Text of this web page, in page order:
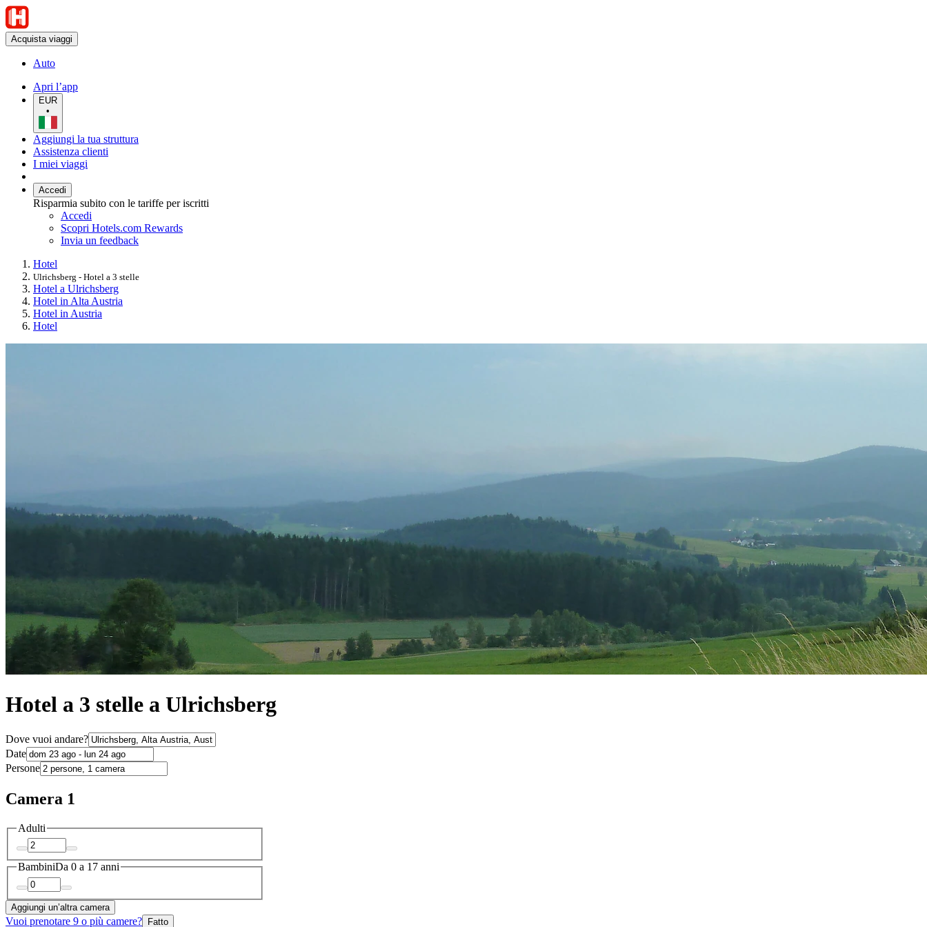
Acquista viaggi
Auto
Apri l’app
EUR
•
Aggiungi la tua struttura
Assistenza clienti
I miei viaggi
Accedi
Risparmia subito con le tariffe per iscritti
Accedi
Scopri Hotels.com Rewards
Invia un feedback
Hotel
Ulrichsberg - Hotel a 3 stelle
Hotel a Ulrichsberg
Hotel in Alta Austria
Hotel in Austria
Hotel
Hotel a 3 stelle a Ulrichsberg
Dove vuoi andare?
Date
Persone
Camera 1
Adulti
BambiniDa 0 a 17 anni
Aggiungi un’altra camera
Vuoi prenotare 9 o più camere? Fatto